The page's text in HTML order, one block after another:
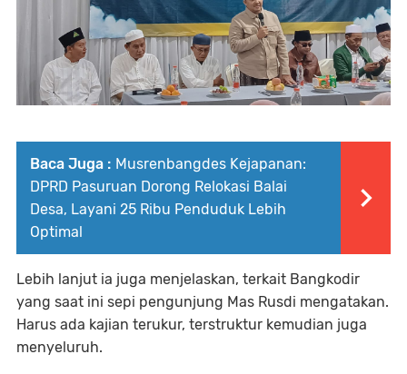
Baca Juga : Musrenbangdes Kejapanan:
DPRD Pasuruan Dorong Relokasi Balai
Desa, Layani 25 Ribu Penduduk Lebih
Optimal
Lebih lanjut ia juga menjelaskan, terkait Bangkodir
yang saat ini sepi pengunjung Mas Rusdi mengatakan.
Harus ada kajian terukur, terstruktur kemudian juga
menyeluruh.